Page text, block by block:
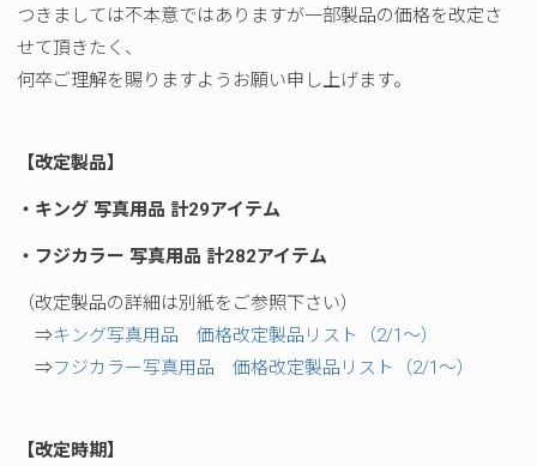
つきましては不本意ではありますが一部製品の価格を改定さ
せて頂きたく、
何卒ご理解を賜りますようお願い申し上げます。
【改定製品】
・キング 写真用品 計29アイテム
・フジカラー 写真用品 計282アイテム
（改定製品の詳細は別紙をご参照下さい）
⇒キング写真用品 価格改定製品リスト（2/1～）
⇒フジカラー写真用品 価格改定製品リスト（2/1～）
【改定時期】